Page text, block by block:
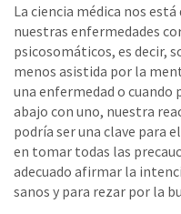
La ciencia médica nos
nuestras enfermedades
psicosomáticos, es decir,
menos asistida por la
una enfermedad o cuando
abajo con uno, nuestra
podría ser una clave para
en tomar todas las
adecuado afirmar la
sanos y para rezar por la